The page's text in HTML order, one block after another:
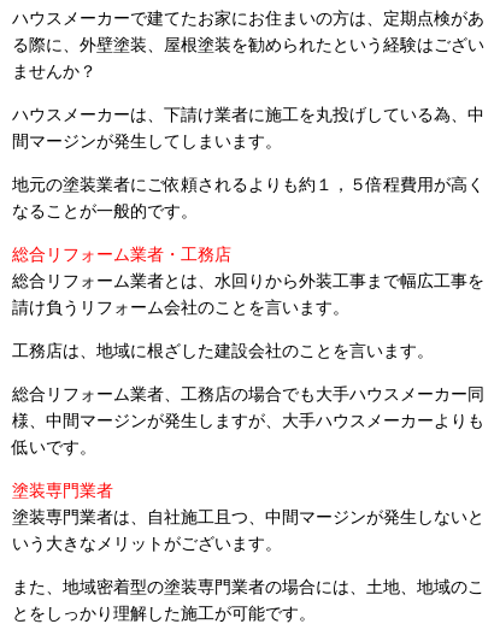
ハウスメーカーで建てたお家にお住まいの方は、定期点検があ
る際に、外壁塗装、屋根塗装を勧められたという経験はござい
ませんか？
ハウスメーカーは、下請け業者に施工を丸投げしている為、中
間マージンが発生してしまいます。
地元の塗装業者にご依頼されるよりも約１，５倍程費用が高く
なることが一般的です。
総合リフォーム業者・工務店
総合リフォーム業者とは、水回りから外装工事まで幅広工事を
請け負うリフォーム会社のことを言います。
工務店は、地域に根ざした建設会社のことを言います。
総合リフォーム業者、工務店の場合でも大手ハウスメーカー同
様、中間マージンが発生しますが、大手ハウスメーカーよりも
低いです。
塗装専門業者
塗装専門業者は、自社施工且つ、中間マージンが発生しないと
いう大きなメリットがございます。
また、地域密着型の塗装専門業者の場合には、土地、地域のこ
とをしっかり理解した施工が可能です。